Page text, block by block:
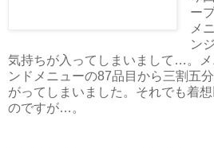
ー
メ
ン
気持ちが入ってしまいまして…。
ンドメニューの87品目から三割五
がってしまいました。それでも着
のですが…。